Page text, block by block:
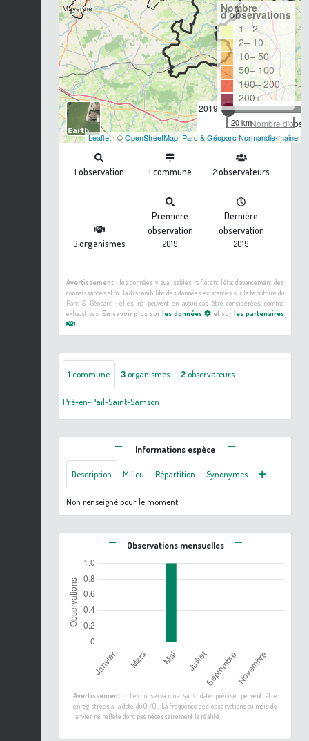
2019
Nombre
Nombre
d'observations
1– 2
2– 10
10– 50
50– 100
100– 200
200+
20 km
Leaflet| ©OpenStreetMap, Parc & Géoparc Normandie-maine
1 observation 1 commune 2observateurs
3organismes
Première
observation
2019
Dernière
observation
2019
Avertissement :les données visualisables reflètent l'état d'avancement des
connaissances et/ou la disponibilité des données existantes sur le territoire du
Parc & Géoparc : elles ne peuvent en aucun cas être considérées comme
exhaustives. En savoir plus sur les données et surles partenaires
1commune 3organismes 2observateurs
Pré-en-Pail-Saint-Samson
Informations espèce
Description Milieu Répartition Synonymes
Non renseigné pour le moment
Observations mensuelles
Avertissement :Les observations sans date précise peuvent être
enregistrées à la date du 01/01. La fréquence des observations au mois de
janvier ne reflète donc pas nécessairement la réalité.